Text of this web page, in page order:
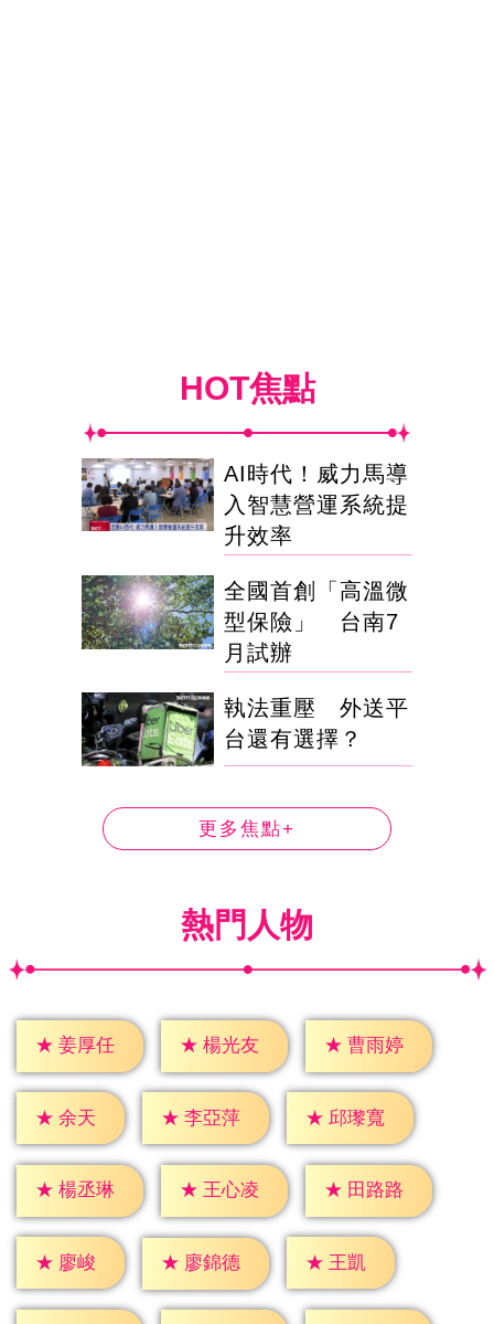
HOT焦點
AI時代！威力馬導
入智慧營運系統提
升效率
全國首創「高溫微
型保險」 台南7
月試辦
執法重壓 外送平
台還有選擇？
更多焦點+
熱門人物
★ 姜厚任 ★ 楊光友 ★ 曹雨婷
★ 余天 ★ 李亞萍 ★ 邱瓈寬
★ 楊丞琳 ★ 王心凌 ★ 田路路
★ 廖峻 ★ 廖錦德 ★ 王凱